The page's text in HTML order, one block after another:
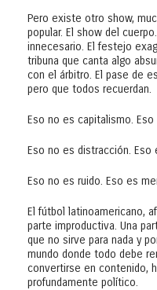
Pero existe otro show,
popular. El show del
innecesario. El festejo
tribuna que canta algo
con el árbitro. El pase de
pero que todos recuerdan.
Eso no es capitalismo. Eso
Eso no es distracción. Eso
Eso no es ruido. Eso es
El fútbol latinoamericano,
parte improductiva. Una
que no sirve para nada y
mundo donde todo debe
convertirse en contenido,
profundamente político.